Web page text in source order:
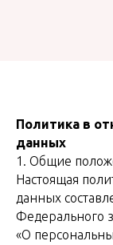
Политика в
данных
1. Общие
Настоящая
данных
Федерального
«О